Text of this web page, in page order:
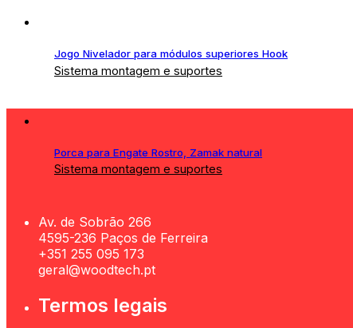
Jogo Nivelador para módulos superiores Hook
Sistema montagem e suportes
Porca para Engate Rostro, Zamak natural
Sistema montagem e suportes
Av. de Sobrão 266
4595-236 Paços de Ferreira
+351 255 095 173
geral@woodtech.pt
Termos legais